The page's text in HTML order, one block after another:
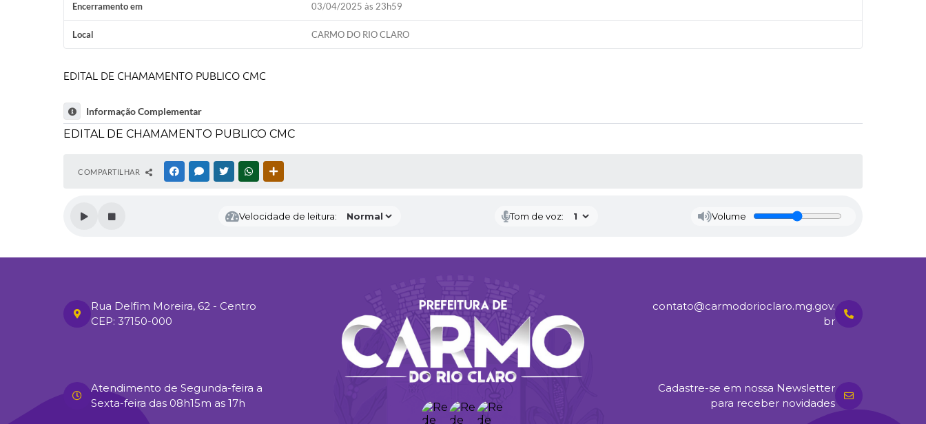
Encerramento em 03/04/2025 às 23h59
Local CARMO DO RIO CLARO
EDITAL DE CHAMAMENTO PUBLICO CMC
Informação Complementar
EDITAL DE CHAMAMENTO PUBLICO CMC
COMPARTILHAR FACEBOOKMESSENGER
TWITTERWHATSAPP
Velocidade de leitura: Tom de voz: Volume
Rua Delfim Moreira, 62 - Centro
CEP: 37150-000
contato@carmodorioclaro.mg.gov.
br
Atendimento de Segunda-feira a
Sexta-feira das 08h15m as 17h
Cadastre-se em nossa Newsletter
para receber novidades